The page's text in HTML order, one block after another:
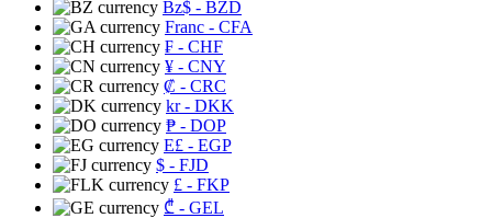
Bz$ - BZD
Franc - CFA
₣ - CHF
¥ - CNY
₡ - CRC
kr- DKK
₱ - DOP
E£ - EGP
$ - FJD
£ - FKP
₾ - GEL